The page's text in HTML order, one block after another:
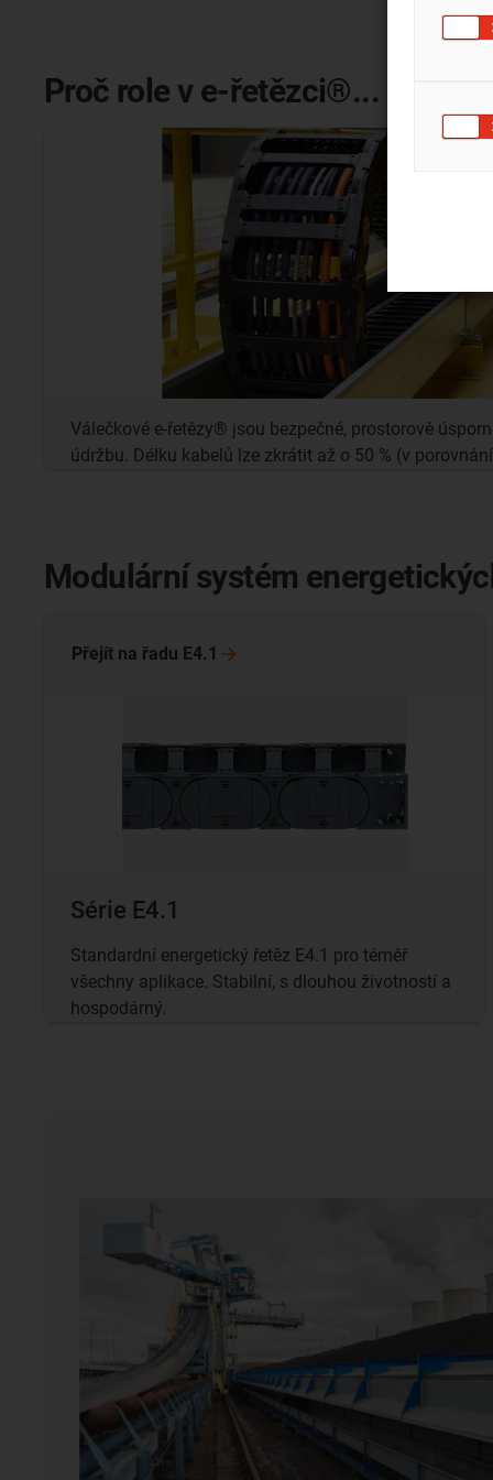
Proč role v e-řetězci®...
Válečkové e-řetězy® jsou bezpečné, prostorově
údržbu. Délku kabelů lze zkrátit až o 50 % (v
Modulární systém
Série E4.1
Standardní energetický řetěz E4.1 pro téměř
všechny aplikace. Stabilní, s dlouhou životností a
hospodárný.
Přejít na řadu E4.1